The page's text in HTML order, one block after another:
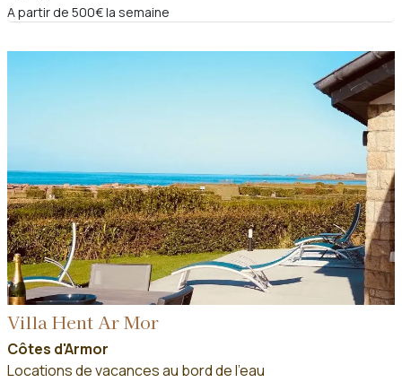
A partir de 500€ la semaine
Villa Hent Ar Mor
Côtes d'Armor
Locations de vacances au bord de l'eau